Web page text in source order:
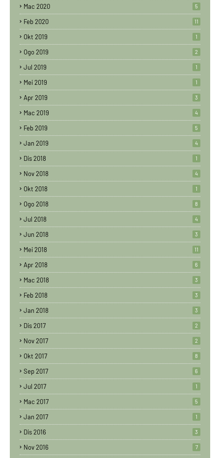
Mac 2020 5
Feb 2020 11
Okt 2019 1
Ogo 2019 2
Jul 2019 1
Mei 2019 1
Apr 2019 3
Mac 2019 4
Feb 2019 5
Jan 2019 4
Dis 2018 1
Nov 2018 4
Okt 2018 1
Ogo 2018 8
Jul 2018 4
Jun 2018 3
Mei 2018 11
Apr 2018 6
Mac 2018 3
Feb 2018 3
Jan 2018 3
Dis 2017 2
Nov 2017 2
Okt 2017 8
Sep 2017 6
Jul 2017 1
Mac 2017 5
Jan 2017 1
Dis 2016 3
Nov 2016 7